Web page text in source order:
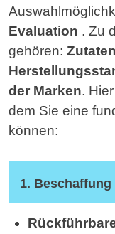
Evaluation . Zu
gehören:
der Marken.
dem Sie eine
können:
1.